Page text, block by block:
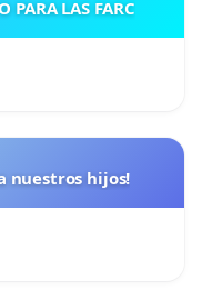
PARA LAS FARC
nuestros hijos!